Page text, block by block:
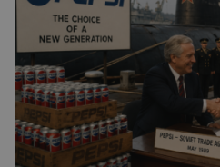
Neplecha byla zahájena.
možná stále nepřišel, ale